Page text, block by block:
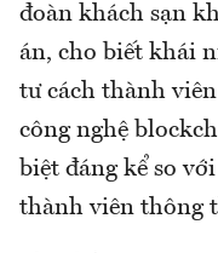
đoàn khách sạn
án, cho biết khái
tư cách thành
công nghệ
biệt đáng kể so
thành viên thông